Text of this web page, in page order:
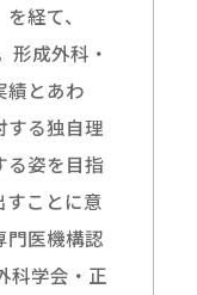
経て、
形成外科・
績とあわ
する独自理
る姿を目指
すことに意
門医機構認
科学会・正